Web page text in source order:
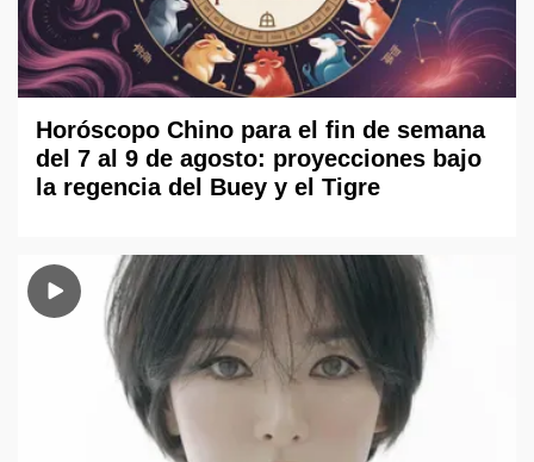
Horóscopo Chino para el fin de semana
del 7 al 9 de agosto: proyecciones bajo
la regencia del Buey y el Tigre